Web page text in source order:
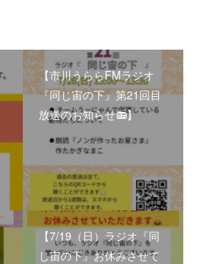
【市川うららFMラジオ
『同じ宙の下』第21回目
放送のお知らせ📻】
【7/19（日）ラジオ『同
じ宙の下』お休みさせて